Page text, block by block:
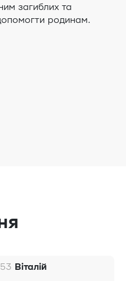
загиблих та
родинам.
Віталій